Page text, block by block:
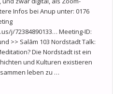
Infos bei Anup unter: 0176
j/72384890133… Meeting-ID:
>> Salām 103 Nordstadt Talk:
Die Nordstadt ist ein
und Kulturen existieren
leben zu …